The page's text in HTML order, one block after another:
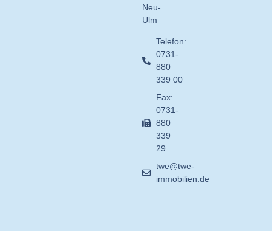
Neu-
Ulm
Telefon:
0731-
880
339 00
Fax:
0731-
880
339
29
twe@twe-
immobilien.de